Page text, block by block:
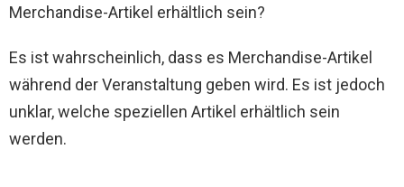
Merchandise-Artikel erhältlich sein?
Es ist wahrscheinlich, dass es Merchandise-Artikel
während der Veranstaltung geben wird. Es ist jedoch
unklar, welche speziellen Artikel erhältlich sein
werden.